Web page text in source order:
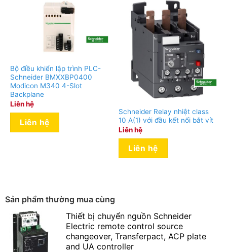
Bộ điều khiển lập trình PLC-
Schneider BMXXBP0400
Modicon M340 4-Slot
Backplane
Liên hệ
Liên hệ
Schneider Relay nhiệt class
10 A(1) với đầu kết nối bắt vít
Liên hệ
Liên hệ
Sản phẩm thường mua cùng
Thiết bị chuyển nguồn Schneider
Electric remote control source
changeover, Transferpact, ACP plate
and UA controller